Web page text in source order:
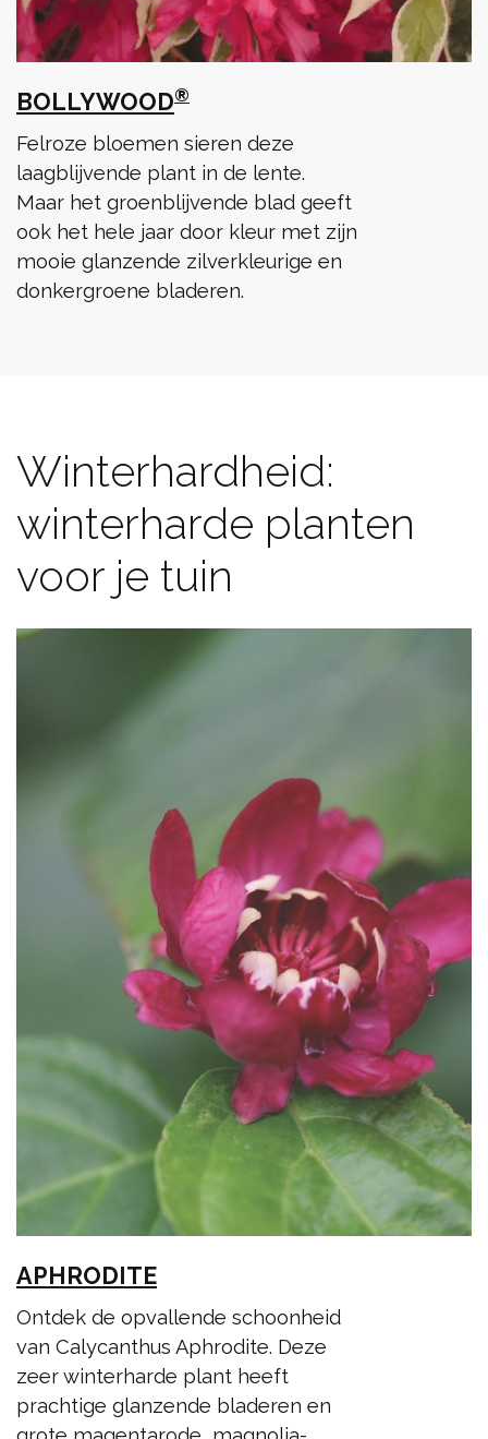
BOLLYWOOD®
Felroze bloemen sieren deze
laagblijvende plant in de lente.
Maar het groenblijvende blad geeft
ook het hele jaar door kleur met zijn
mooie glanzende zilverkleurige en
donkergroene bladeren.
Winterhardheid:
winterharde planten
voor je tuin
APHRODITE
Ontdek de opvallende schoonheid
van Calycanthus Aphrodite. Deze
zeer winterharde plant heeft
prachtige glanzende bladeren en